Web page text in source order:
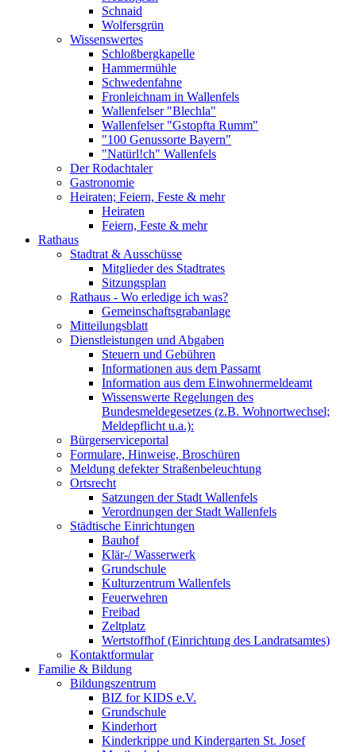
Schnaid
Wolfersgrün
Wissenswertes
Schloßbergkapelle
Hammermühle
Schwedenfahne
Fronleichnam in Wallenfels
Wallenfelser "Blechla"
Wallenfelser "Gstopfta Rumm"
"100 Genussorte Bayern"
"Natürl!ch" Wallenfels
Der Rodachtaler
Gastronomie
Heiraten; Feiern, Feste & mehr
Heiraten
Feiern, Feste & mehr
Rathaus
Stadtrat & Ausschüsse
Mitglieder des Stadtrates
Sitzungsplan
Rathaus - Wo erledige ich was?
Gemeinschaftsgrabanlage
Mitteilungsblatt
Dienstleistungen und Abgaben
Steuern und Gebühren
Informationen aus dem Passamt
Information aus dem Einwohnermeldeamt
Wissenswerte Regelungen des
Bundesmeldegesetzes (z.B. Wohnortwechsel;
Meldepflicht u.a.):
Bürgerserviceportal
Formulare, Hinweise, Broschüren
Meldung defekter Straßenbeleuchtung
Ortsrecht
Satzungen der Stadt Wallenfels
Verordnungen der Stadt Wallenfels
Städtische Einrichtungen
Bauhof
Klär-/ Wasserwerk
Grundschule
Kulturzentrum Wallenfels
Feuerwehren
Freibad
Zeltplatz
Wertstoffhof (Einrichtung des Landratsamtes)
Kontaktformular
Familie & Bildung
Bildungszentrum
BIZ for KIDS e.V.
Grundschule
Kinderhort
Kinderkrippe und Kindergarten St. Josef